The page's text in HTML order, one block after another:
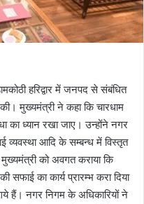
हरिद्वार में जनपद से संबंधित
की। मुख्यमंत्री ने कहा कि चारधाम
का ध्यान रखा जाए। उन्होंने नगर
व्यवस्था आदि के सम्बन्ध में विस्तृत
को अवगत कराया कि
सफाई का कार्य प्रारम्भ करा दिया
हैं। नगर निगम के अधिकारियों ने